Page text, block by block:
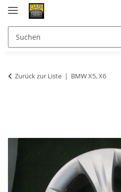
Zurück zur Liste BMW X5, X6